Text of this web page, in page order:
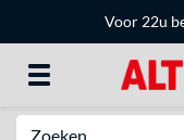
Voor 22u